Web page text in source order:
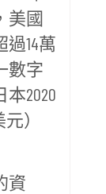
美國
14萬
數字
2020
）
資